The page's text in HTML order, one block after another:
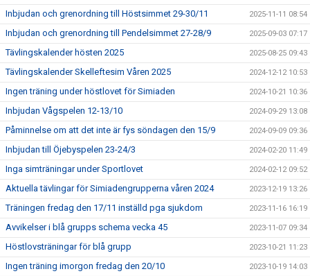
Inbjudan och grenordning till Höstsimmet 29-30/11 2025-11-11 08:54
Inbjudan och grenordning till Pendelsimmet 27-28/9 2025-09-03 07:17
Tävlingskalender hösten 2025 2025-08-25 09:43
Tävlingskalender Skelleftesim Våren 2025 2024-12-12 10:53
Ingen träning under höstlovet för Simiaden 2024-10-21 10:36
Inbjudan Vågspelen 12-13/10 2024-09-29 13:08
Påminnelse om att det inte är fys söndagen den 15/9 2024-09-09 09:36
Inbjudan till Öjebyspelen 23-24/3 2024-02-20 11:49
Inga simträningar under Sportlovet 2024-02-12 09:52
Aktuella tävlingar för Simiadengrupperna våren 2024 2023-12-19 13:26
Träningen fredag den 17/11 inställd pga sjukdom 2023-11-16 16:19
Avvikelser i blå grupps schema vecka 45 2023-11-07 09:34
Höstlovsträningar för blå grupp 2023-10-21 11:23
Ingen träning imorgon fredag den 20/10 2023-10-19 14:03